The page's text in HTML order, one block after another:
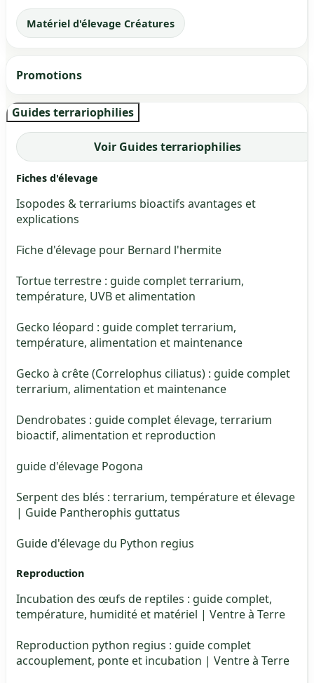
Matériel d'élevage Créatures
Promotions
Guides terrariophilies
Voir Guides terrariophilies
Fiches d'élevage
Isopodes & terrariums bioactifs avantages et
explications
Fiche d'élevage pour Bernard l'hermite
Tortue terrestre : guide complet terrarium,
température, UVB et alimentation
Gecko léopard : guide complet terrarium,
température, alimentation et maintenance
Gecko à crête (Correlophus ciliatus) : guide complet
terrarium, alimentation et maintenance
Dendrobates : guide complet élevage, terrarium
bioactif, alimentation et reproduction
guide d'élevage Pogona
Serpent des blés : terrarium, température et élevage
| Guide Pantherophis guttatus
Guide d'élevage du Python regius
Reproduction
Incubation des œufs de reptiles : guide complet,
température, humidité et matériel | Ventre à Terre
Reproduction python regius : guide complet
accouplement, ponte et incubation | Ventre à Terre